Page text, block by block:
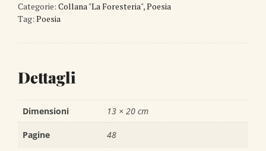
Categorie: Collana "La Foresteria",Poesia
Tag: Poesia
Dettagli
Dimensioni 13 × 20 cm
Pagine 48